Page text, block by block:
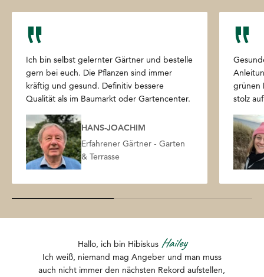
Ich bin selbst gelernter Gärtner und bestelle
gern bei euch. Die Pflanzen sind immer
kräftig und gesund. Definitiv bessere
Qualität als im Baumarkt oder Gartencenter.
HANS-JOACHIM
Erfahrener Gärtner - Garten
& Terrasse
grünen
stolz
Hallo, ich bin Hibiskus Hailey
Ich weiß, niemand mag Angeber und man muss
auch nicht immer den nächsten Rekord aufstellen,